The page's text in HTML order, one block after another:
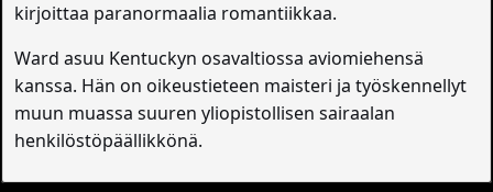
kirjoittaa paranormaalia romantiikkaa.
Ward asuu Kentuckyn osavaltiossa aviomiehensä
kanssa. Hän on oikeustieteen maisteri ja työskennellyt
muun muassa suuren yliopistollisen sairaalan
henkilöstöpäällikkönä.